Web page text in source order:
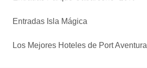
Entradas Isla Mágica
Los Mejores Hoteles de Port Aventura